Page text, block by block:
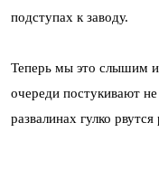
подступах к заводу.
Теперь мы это слышим
очереди постукивают
развалинах гулко